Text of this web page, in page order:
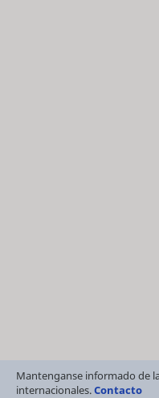
Mantenganse informado de
internacionales.Contacto